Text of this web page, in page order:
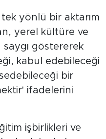
yönlü bir aktarım
yerel kültüre ve
göstererek
kabul edebileceği
bir
ifadelerini
işbirlikleri ve